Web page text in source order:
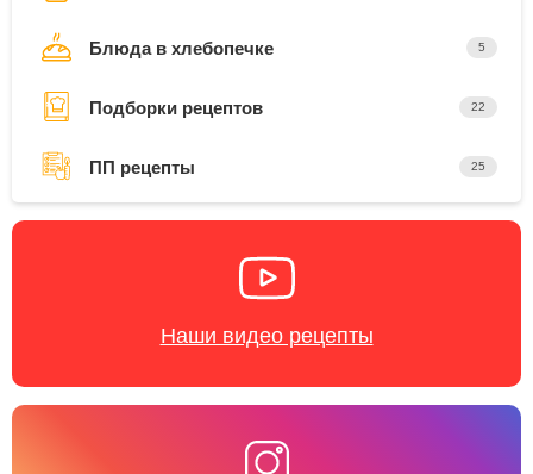
Блюда в хлебопечке 5
Подборки рецептов 22
ПП рецепты 25
Наши видео рецепты